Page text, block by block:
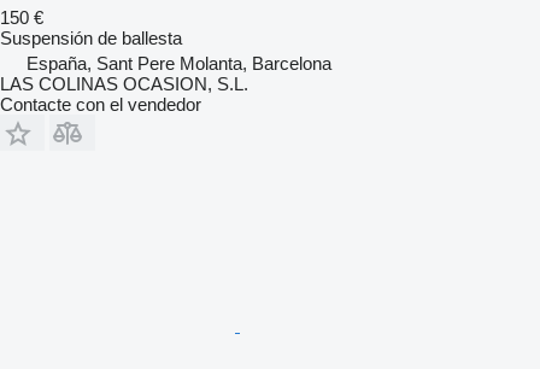
150 €
Suspensión de ballesta
España, Sant Pere Molanta, Barcelona
LAS COLINAS OCASION, S.L.
Contacte con el vendedor